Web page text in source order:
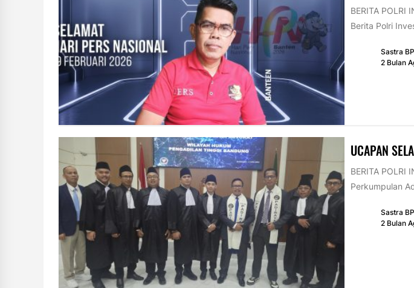
BERITA POLRI
Berita Polri
Sastra
2 Bulan
UCAPAN
BERITA POLRI
Perkumpulan
Sastra
2 Bulan